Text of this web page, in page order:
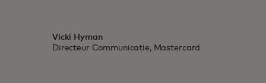
Vicki Hyman
Directeur Communicatie, Mastercard